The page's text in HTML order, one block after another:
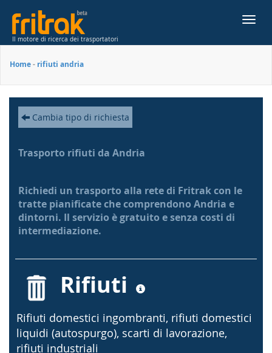
Il motore di ricerca dei trasportatori
Home- rifiuti andria
Cambia tipo di richiesta
Trasporto rifiuti da Andria
Richiedi un trasporto alla rete di Fritrak con le
tratte pianificate che comprendono Andria e
dintorni. Il servizio è gratuito e senza costi di
intermediazione.
Rifiuti
Rifiuti domestici ingombranti, rifiuti domestici
liquidi (autospurgo), scarti di lavorazione,
rifiuti industriali